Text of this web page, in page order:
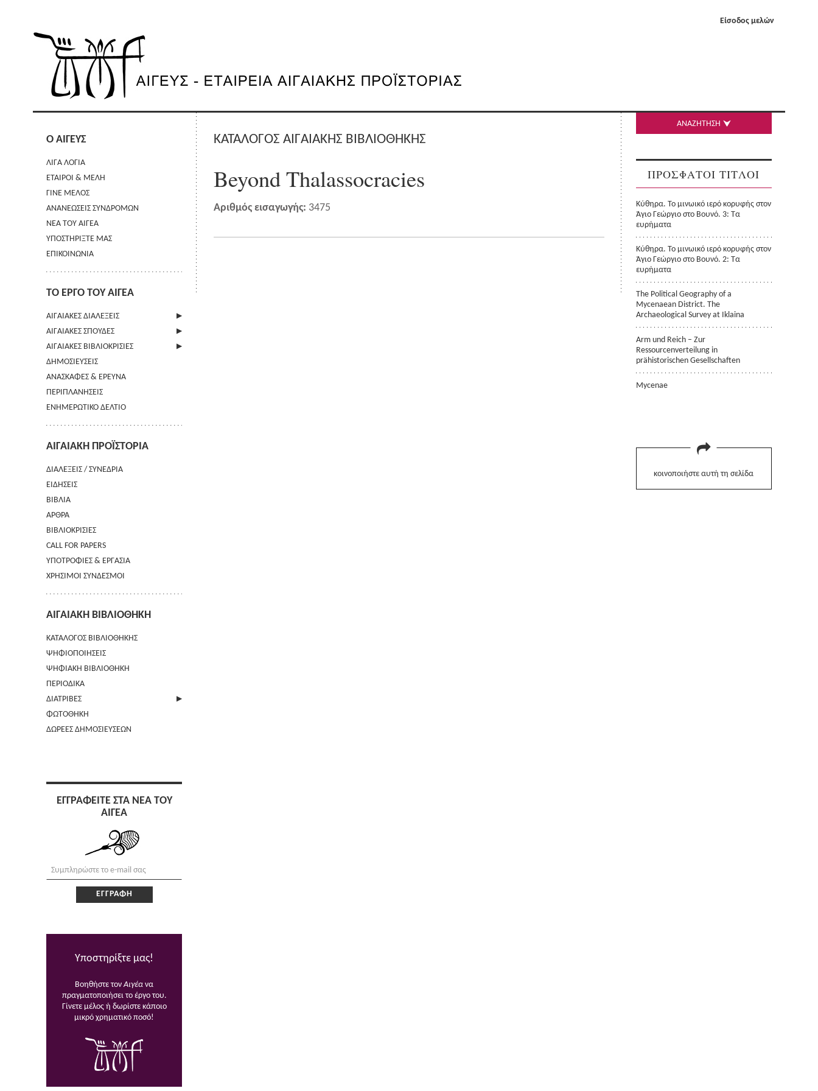
Είσοδος μελών
Ο ΑΙΓΕΥΣ
ΛΙΓΑ ΛΟΓΙΑ
ΕΤΑΙΡΟΙ & ΜΕΛΗ
ΓΙΝΕ ΜΕΛΟΣ
ΑΝΑΝΕΩΣΕΙΣ ΣΥΝΔΡΟΜΩΝ
ΝΕΑ ΤΟΥ ΑΙΓΕΑ
ΥΠΟΣΤΗΡΙΞΤΕ ΜΑΣ
ΕΠΙΚΟΙΝΩΝΙΑ
ΤΟ ΕΡΓΟ ΤΟΥ ΑΙΓΕΑ
ΑΙΓΑΙΑΚΕΣ ΔΙΑΛΕΞΕΙΣ
ΠΛΗΡΟΦΟΡΙΕΣ
ΑΙΓΑΙΑΚΕΣ ΣΠΟΥΔΕΣ
ΠΛΗΡΟΦΟΡΙΕΣ
ΟΔΗΓΙΕΣ ΠΡΟΣ ΣΥΓΓΡΑΦΕΙΣ
ΟΡΟΙ ΧΡΗΣΗΣ
ΕΠΙΚΟΙΝΩΝΙΑ
ΑΙΓΑΙΑΚΕΣ ΒΙΒΛΙΟΚΡΙΣΙΕΣ
ΠΛΗΡΟΦΟΡΙΕΣ
ΔΗΜΟΣΙΕΥΣΕΙΣ
ΑΝΑΣΚΑΦΕΣ & ΕΡΕΥΝΑ
ΠΕΡΙΠΛΑΝΗΣΕΙΣ
ΕΝΗΜΕΡΩΤΙΚΟ ΔΕΛΤΙΟ
ΑΙΓΑΙΑΚΗ ΠΡΟΪΣΤΟΡΙΑ
ΔΙΑΛΕΞΕΙΣ / ΣΥΝΕΔΡΙΑ
ΕΙΔΗΣΕΙΣ
ΒΙΒΛΙΑ
ΑΡΘΡΑ
ΒΙΒΛΙΟΚΡΙΣΙΕΣ
CALL FOR PAPERS
ΥΠΟΤΡΟΦΙΕΣ & ΕΡΓΑΣΙΑ
ΧΡΗΣΙΜΟΙ ΣΥΝΔΕΣΜΟΙ
ΑΙΓΑΙΑΚΗ ΒΙΒΛΙΟΘΗΚΗ
ΚΑΤΑΛΟΓΟΣ ΒΙΒΛΙΟΘΗΚΗΣ
ΨΗΦΙΟΠΟΙΗΣΕΙΣ
ΨΗΦΙΑΚΗ ΒΙΒΛΙΟΘΗΚΗ
ΠΕΡΙΟΔΙΚΑ
ΔΙΑΤΡΙΒΕΣ
ΑΠΟΣΤΟΛΗ ΠΕΡΙΛΗΨΗΣ
ΦΩΤΟΘΗΚΗ
ΔΩΡΕΕΣ ΔΗΜΟΣΙΕΥΣΕΩΝ
ΕΓΓΡΑΦΕΙΤΕ ΣΤΑ ΝΕΑ ΤΟΥ
ΑΙΓΕΑ
Υποστηρίξτε μας!
Βοηθήστε τονΑιγέα να
πραγματοποιήσει το έργο του.
Γίνετε μέλος ή δωρίστε κάποιο
μικρό χρηματικό ποσό!
ΚΑΤΑΛΟΓΟΣ ΑΙΓΑΙΑΚΗΣ ΒΙΒΛΙΟΘΗΚΗΣ
Beyond Thalassocracies
Αριθμός εισαγωγής: 3475
ΑΝΑΖΗΤΗΣΗ
ΠΡΟΣΦΑΤΟΙ ΤΙΤΛΟΙ
Κύθηρα. Το μινωικό ιερό κορυφής στον
Άγιο Γεώργιο στο Βουνό. 3: Τα
ευρήματα
Κύθηρα. Το μινωικό ιερό κορυφής στον
Άγιο Γεώργιο στο Βουνό. 2: Τα
ευρήματα
The Political Geography of a
Mycenaean District. The
Archaeological Survey at Iklaina
Arm und Reich – Zur
Ressourcenverteilung in
prähistorischen Gesellschaften
Mycenae
κοινοποιήστε αυτή τη σελίδα